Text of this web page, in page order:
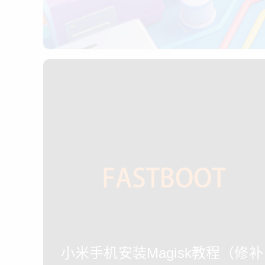
小米手机安装Magisk教程（修